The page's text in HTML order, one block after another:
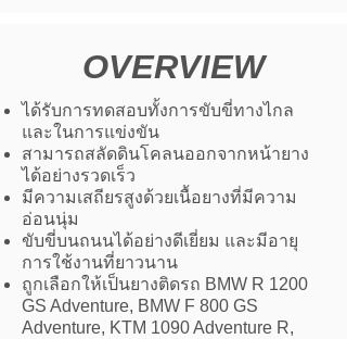
OVERVIEW
ได้รับการทดสอบทั้งการขับขี่ทางไกล
และในการแข่งขัน
สามารถสลัดดินโคลนออกจากหน้ายาง
ได้อย่างรวดเร็ว
มีความเสถียรสูงด้วยเนื้อยางที่มีความ
อ่อนนุ่ม
ขับขี่บนถนนได้อย่างดีเยี่ยม และมีอายุ
การใช้งานที่ยาวนาน
ถูกเลือกให้เป็นยางติดรถ BMW R 1200
GS Adventure, BMW F 800 GS
Adventure, KTM 1090 Adventure R,